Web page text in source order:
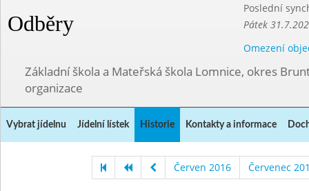
Odběry
Poslední
Pátek
Omezení
Základní škola a Mateřská škola Lomnice, okres
organizace
Vybrat jídelnu Jídelní lístek Historie Kontakty a informace
Červen 2016 Červenec